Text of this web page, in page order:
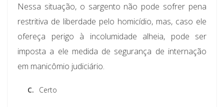
Nessa situação, o sargento não pode sofrer pena
restritiva de liberdade pelo homicídio, mas, caso ele
ofereça perigo à incolumidade alheia, pode ser
imposta a ele medida de segurança de internação
em manicômio judiciário.
C. Certo